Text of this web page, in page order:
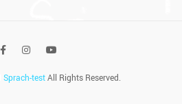
Sprach-testAll Rights Reserved.